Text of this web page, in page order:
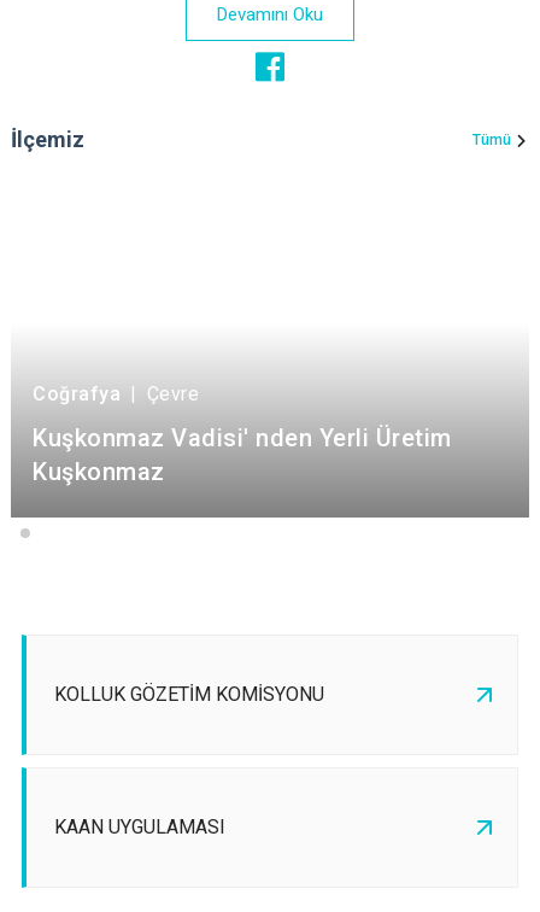
Devamını Oku
İlçemiz Tümü
Coğrafya | Çevre
Kuşkonmaz Vadisi' nden Yerli Üretim
Kuşkonmaz
KOLLUK GÖZETİM KOMİSYONU
KAAN UYGULAMASI